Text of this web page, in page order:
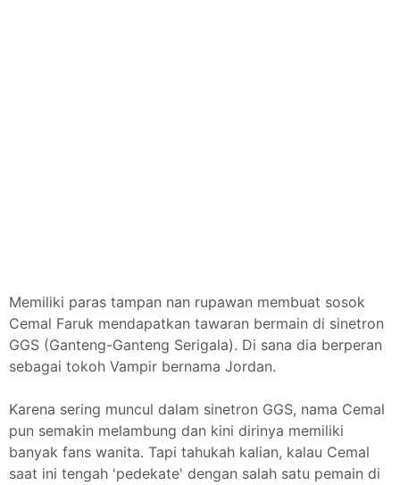
Memiliki paras tampan nan rupawan membuat sosok
Cemal Faruk mendapatkan tawaran bermain di sinetron
GGS (Ganteng-Ganteng Serigala). Di sana dia berperan
sebagai tokoh Vampir bernama Jordan.
Karena sering muncul dalam sinetron GGS, nama Cemal
pun semakin melambung dan kini dirinya memiliki
banyak fans wanita. Tapi tahukah kalian, kalau Cemal
saat ini tengah 'pedekate' dengan salah satu pemain di